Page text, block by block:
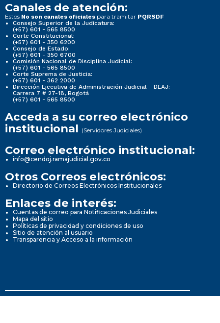
Canales de atención:
Estos No son canales oficiales para tramitar PQRSDF
Consejo Superior de la Judicatura:
(+57) 601 - 565 8500
Corte Constitucional:
(+57) 601 - 350 6200
Consejo de Estado:
(+57) 601 - 350 6700
Comisión Nacional de Disciplina Judicial:
(+57) 601 - 565 8500
Corte Suprema de Justicia:
(+57) 601 - 362 2000
Dirección Ejecutiva de Administración Judicial - DEAJ:
Carrera 7 # 27-18, Bogotá
(+57) 601 - 565 8500
Acceda a su correo electrónico
institucional (Servidores Judiciales)
Correo electrónico institucional:
info@cendoj.ramajudicial.gov.co
Otros Correos electrónicos:
Directorio de Correos Electrónicos Institucionales
Enlaces de interés:
Cuentas de correo para Notificaciones Judiciales
Mapa del sitio
Políticas de privacidad y condiciones de uso
Sitio de atención al usuario
Transparencia y Acceso a la información